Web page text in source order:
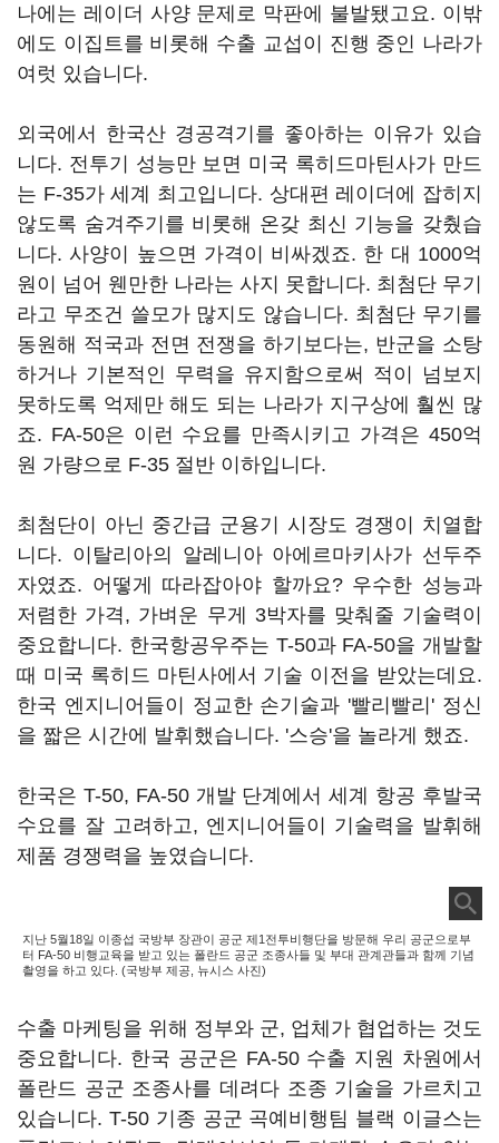
나에는 레이더 사양 문제로 막판에 불발됐고요. 이밖
에도 이집트를 비롯해 수출 교섭이 진행 중인 나라가
여럿 있습니다.
외국에서 한국산 경공격기를 좋아하는 이유가 있습
니다. 전투기 성능만 보면 미국 록히드마틴사가 만드
는 F-35가 세계 최고입니다. 상대편 레이더에 잡히지
않도록 숨겨주기를 비롯해 온갖 최신 기능을 갖췄습
니다. 사양이 높으면 가격이 비싸겠죠. 한 대 1000억
원이 넘어 웬만한 나라는 사지 못합니다. 최첨단 무기
라고 무조건 쓸모가 많지도 않습니다. 최첨단 무기를
동원해 적국과 전면 전쟁을 하기보다는, 반군을 소탕
하거나 기본적인 무력을 유지함으로써 적이 넘보지
못하도록 억제만 해도 되는 나라가 지구상에 훨씬 많
죠. FA-50은 이런 수요를 만족시키고 가격은 450억
원 가량으로 F-35 절반 이하입니다.
최첨단이 아닌 중간급 군용기 시장도 경쟁이 치열합
니다. 이탈리아의 알레니아 아에르마키사가 선두주
자였죠. 어떻게 따라잡아야 할까요? 우수한 성능과
저렴한 가격, 가벼운 무게 3박자를 맞춰줄 기술력이
중요합니다. 한국항공우주는 T-50과 FA-50을 개발할
때 미국 록히드 마틴사에서 기술 이전을 받았는데요.
한국 엔지니어들이 정교한 손기술과 '빨리빨리' 정신
을 짧은 시간에 발휘했습니다. '스승'을 놀라게 했죠.
한국은 T-50, FA-50 개발 단계에서 세계 항공 후발국
수요를 잘 고려하고, 엔지니어들이 기술력을 발휘해
제품 경쟁력을 높였습니다.
지난 5월18일 이종섭 국방부 장관이 공군 제1전투비행단을 방문해 우리 공군으로부
터 FA-50 비행교육을 받고 있는 폴란드 공군 조종사들 및 부대 관계관들과 함께 기념
촬영을 하고 있다. (국방부 제공, 뉴시스 사진)
수출 마케팅을 위해 정부와 군, 업체가 협업하는 것도
중요합니다. 한국 공군은 FA-50 수출 지원 차원에서
폴란드 공군 조종사를 데려다 조종 기술을 가르치고
있습니다. T-50 기종 공군 곡예비행팀 블랙 이글스는